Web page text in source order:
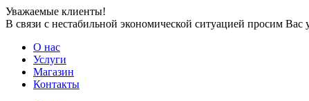
Уважаемые клиенты!
В связи с нестабильной экономической ситуацией просим
О нас
Услуги
Магазин
Контакты